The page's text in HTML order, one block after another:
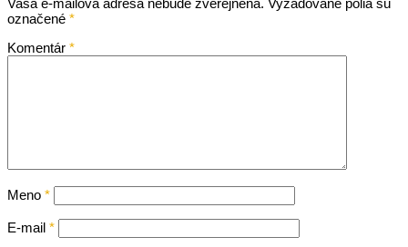
označené *
Komentár *
Meno *
E-mail *